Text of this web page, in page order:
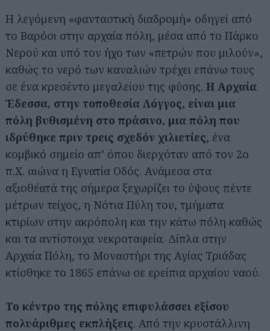
Η λεγόμενη «φανταστική διαδρομή» οδηγεί από
το Βαρόσι στην αρχαία πόλη, μέσα από το Πάρκο
Νερού και υπό τον ήχο των «πετρών που μιλούν»,
καθώς το νερό των καναλιών τρέχει επάνω τους
σε ένα κρεσέντο μεγαλείου της φύσης. Η Αρχαία
Έδεσσα, στην τοποθεσία Λόγγος, είναι μια
πόλη βυθισμένη στο πράσινο, μια πόλη που
ιδρύθηκε πριν τρεις σχεδόν χιλιετίες, ένα
κομβικό σημείο απ’ όπου διερχόταν από τον 2ο
π.Χ. αιώνα η Εγνατία Οδός. Ανάμεσα στα
αξιοθέατά της σήμερα ξεχωρίζει το ύψους πέντε
μέτρων τείχος, η Νότια Πύλη του, τμήματα
κτιρίων στην ακρόπολη και την κάτω πόλη καθώς
και τα αντίστοιχα νεκροταφεία. Δίπλα στην
Αρχαία Πόλη, το Μοναστήρι της Αγίας Τριάδας
κτίσθηκε το 1865 επάνω σε ερείπια αρχαίου ναού.
Το κέντρο της πόλης επιφυλάσσει εξίσου
πολυάριθμες εκπλήξεις. Από την κρυστάλλινη
Αναζήτηση
για...